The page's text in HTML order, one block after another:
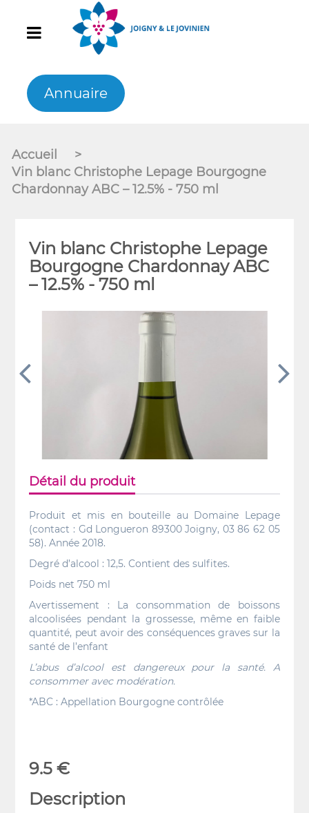
Annuaire
Accueil
>
Vin blanc Christophe Lepage Bourgogne
Chardonnay ABC – 12.5% - 750 ml
Vin blanc Christophe Lepage
Bourgogne Chardonnay ABC
– 12.5% - 750 ml
Détail du produit
Produit et mis en bouteille au Domaine Lepage
(contact : Gd Longueron 89300 Joigny, 03 86 62 05
58). Année 2018.
Degré d’alcool : 12,5. Contient des sulfites.
Poids net 750 ml
Avertissement : La consommation de boissons
alcoolisées pendant la grossesse, même en faible
quantité, peut avoir des conséquences graves sur la
santé de l’enfant
L’abus d’alcool est dangereux pour la santé. A
consommer avec modération.
*ABC : Appellation Bourgogne contrôlée
9.5 €
Description